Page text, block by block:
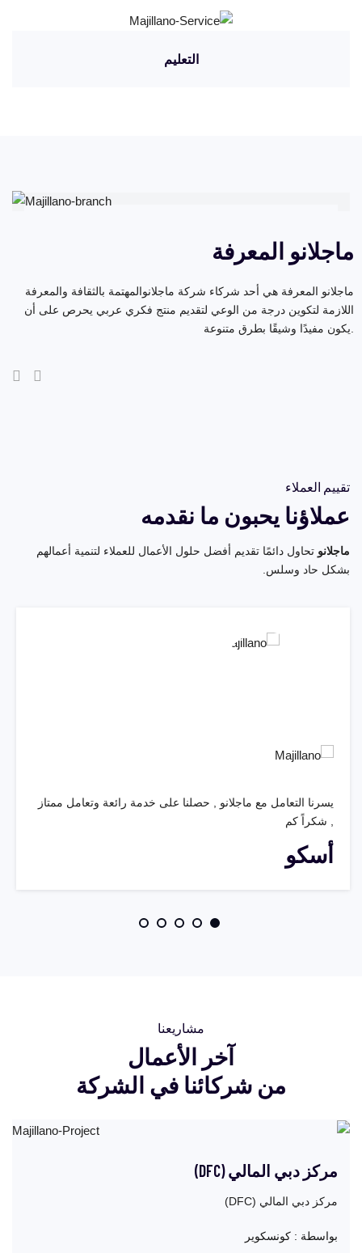
التعليم
ماجلانو المعرفة
ماجلانو المعرفة هي أحد شركاء شركة ماجلانوالمهتمة بالثقافة والمعرفة
اللازمة لتكوين درجة من الوعي لتقديم منتج فكري عربي يحرص على أن
تقييم العملاء
عملاؤنا يحبون ما نقدمه
ماجلانو تحاول دائمًا تقديم أفضل حلول الأعمال للعملاء لتنمية أعمالهم
بشكل حاد وسلس.
يسعدني القيام بأعمال تجارية مع شركتكم ، تعاملاتكم رائعة
ومنتجاتكم ذات جودة عالية جدا
أرض الذهب
يسرنا التعامل مع ماجلانو , حصلنا على خدمة رائعة وتعامل ممتاز
, شكراً كم
أسكو
جمارك دبي
مشاريعنا
آخر الأعمال
من شركائنا في الشركة
مركز دبي المالي (DFC)
مركز دبي المالي (DFC)
بواسطة : كونسكوير